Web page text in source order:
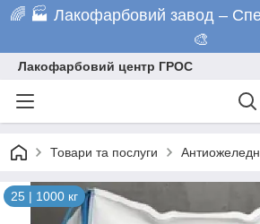
🌈 🏭 Лакофарбовий завод –
🎨
Лакофарбовий центр ГРОС
Товари та послуги
25 | 1000 кг